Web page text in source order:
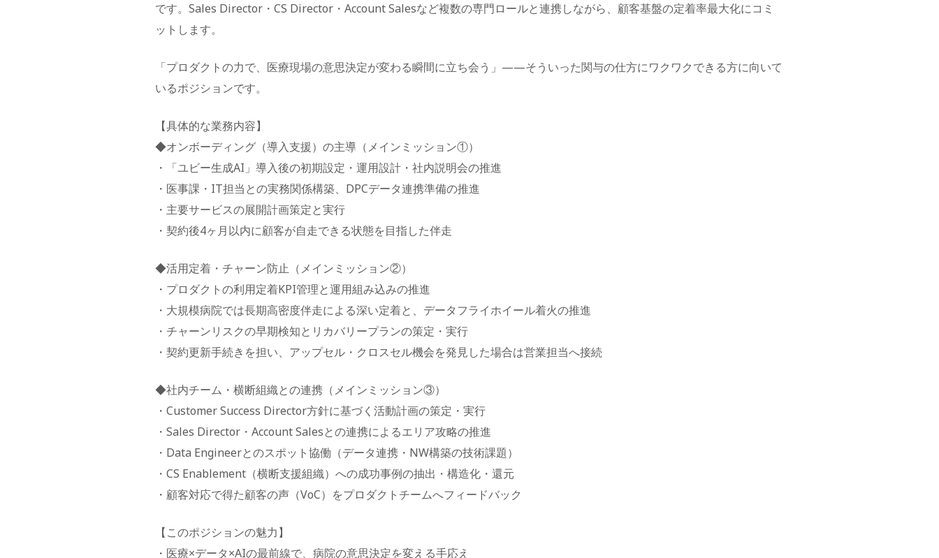
です。Sales Director・CS Director・Account Salesなど複数の専門ロールと連携しながら、顧客基盤の定着率最大化にコミ
ットします。
「プロダクトの力で、医療現場の意思決定が変わる瞬間に立ち会う」——そういった関与の仕方にワクワクできる方に向いて
いるポジションです。
【具体的な業務内容】
◆オンボーディング（導入支援）の主導（メインミッション①）
・「ユビー生成AI」導入後の初期設定・運用設計・社内説明会の推進
・医事課・IT担当との実務関係構築、DPCデータ連携準備の推進
・主要サービスの展開計画策定と実行
・契約後4ヶ月以内に顧客が自走できる状態を目指した伴走
◆活用定着・チャーン防止（メインミッション②）
・プロダクトの利用定着KPI管理と運用組み込みの推進
・大規模病院では長期高密度伴走による深い定着と、データフライホイール着火の推進
・チャーンリスクの早期検知とリカバリープランの策定・実行
・契約更新手続きを担い、アップセル・クロスセル機会を発見した場合は営業担当へ接続
◆社内チーム・横断組織との連携（メインミッション③）
・Customer Success Director方針に基づく活動計画の策定・実行
・Sales Director・Account Salesとの連携によるエリア攻略の推進
・Data Engineerとのスポット協働（データ連携・NW構築の技術課題）
・CS Enablement（横断支援組織）への成功事例の抽出・構造化・還元
・顧客対応で得た顧客の声（VoC）をプロダクトチームへフィードバック
【このポジションの魅力】
・医療×データ×AIの最前線で、病院の意思決定を変える手応え